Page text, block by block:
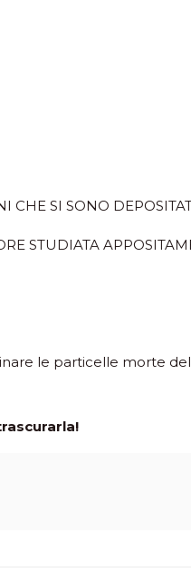
CHE SI SONO
STUDIATA
le particelle morte